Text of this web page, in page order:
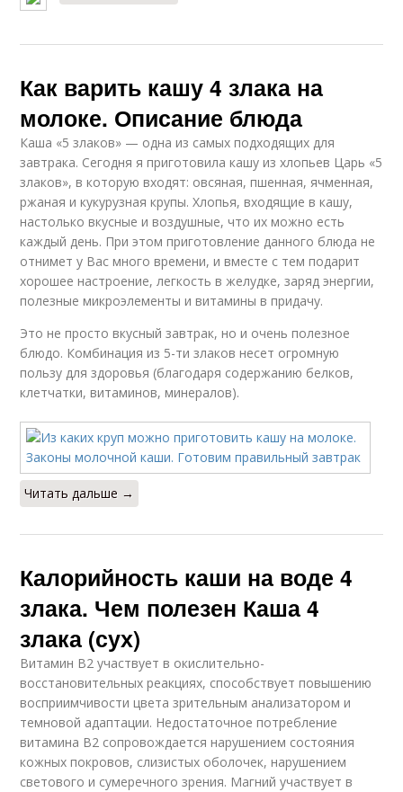
Как варить кашу 4 злака на
молоке. Описание блюда
Каша «5 злаков» — одна из самых подходящих для
завтрака. Сегодня я приготовила кашу из хлопьев Царь «5
злаков», в которую входят: овсяная, пшенная, ячменная,
ржаная и кукурузная крупы. Хлопья, входящие в кашу,
настолько вкусные и воздушные, что их можно есть
каждый день. При этом приготовление данного блюда не
отнимет у Вас много времени, и вместе с тем подарит
хорошее настроение, легкость в желудке, заряд энергии,
полезные микроэлементы и витамины в придачу.
Это не просто вкусный завтрак, но и очень полезное
блюдо. Комбинация из 5-ти злаков несет огромную
пользу для здоровья (благодаря содержанию белков,
клетчатки, витаминов, минералов).
Читать дальше →
Калорийность каши на воде 4
злака. Чем полезен Каша 4
злака (сух)
Витамин В2 участвует в окислительно-
восстановительных реакциях, способствует повышению
восприимчивости цвета зрительным анализатором и
темновой адаптации. Недостаточное потребление
витамина В2 сопровождается нарушением состояния
кожных покровов, слизистых оболочек, нарушением
светового и сумеречного зрения. Магний участвует в